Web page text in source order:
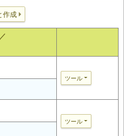
作成
ツール
ツール